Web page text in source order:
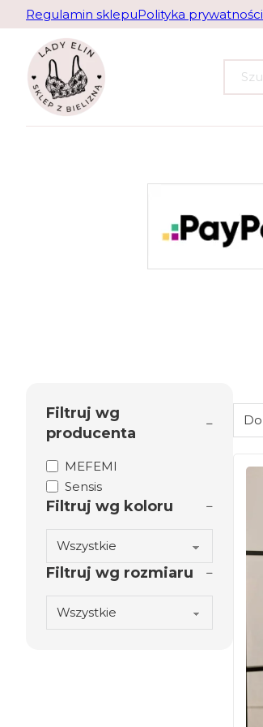
Regulamin sklepuPolityka prywatności
Szukaj
Filtruj wg
producenta
MEFEMI
Sensis
Filtruj wg koloru
Filtruj wg rozmiaru